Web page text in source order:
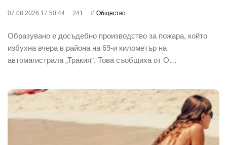
07.08.2026 17:50:44 241 Общество
Образувано е досъдебно производство за пожара, който
избухна вчера в района на 69-и километър на
автомагистрала „Тракия“. Това съобщиха от О…